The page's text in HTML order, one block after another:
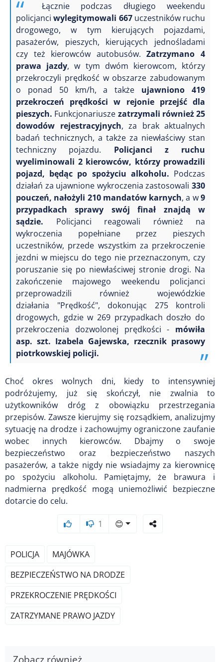
Łącznie podczas długiego weekendu
policjanciwylegitymowali 667 uczestników ruchu
drogowego, w tym kierujących pojazdami,
pasażerów, pieszych, kierujących jednośladami
czy też kierowców autobusów. Zatrzymano 4
prawa jazdy, w tym dwóm kierowcom, którzy
przekroczyli prędkość w obszarze zabudowanym
o ponad 50 km/h, a także ujawniono 419
przekroczeń prędkości w rejonie przejść dla
pieszych. Funkcjonariusze zatrzymali również 25
dowodów rejestracyjnych, za brak aktualnych
badań technicznych, a także za niewłaściwy stan
techniczny pojazdu. Policjanci z ruchu
wyeliminowali 2 kierowców, którzy prowadzili
pojazd, będąc po spożyciu alkoholu. Podczas
działań za ujawnione wykroczenia zastosowali 330
pouczeń, nałożyli 210 mandatów karnych, a w9
przypadkach sprawy swój finał znajdą w
sądzie. Policjanci reagowali również na
wykroczenia popełniane przez pieszych
uczestników, przede wszystkim za przekroczenie
jezdni w miejscu do tego nie przeznaczonym, czy
poruszanie się po niewłaściwej stronie drogi. Na
zakończenie majowego weekendu policjanci
przeprowadzili również wojewódzkie
działania "Prędkość", dokonując 275 kontroli
drogowych, gdzie w 269 przypadkach doszło do
przekroczenia dozwolonej prędkości - mówiła
asp. szt. Izabela Gajewska, rzecznik prasowy
piotrkowskiej policji.
Choć okres wolnych dni, kiedy to intensywniej
podróżujemy, już się skończył, nie zwalnia to
użytkowników dróg z obowiązku przestrzegania
przepisów. Zawsze kierujmy się rozsądkiem, analizujmy
sytuację na drodze i zachowujmy ograniczone zaufanie
wobec innych kierowców. Dbajmy o swoje
bezpieczeństwo oraz bezpieczeństwo naszych
pasażerów, a także nigdy nie wsiadajmy za kierownicę
po spożyciu alkoholu. Pamiętajmy, że brawura i
nadmierna prędkość mogą uniemożliwić bezpieczne
dotarcie do celu.
1 😊
POLICJA
MAJÓWKA
BEZPIECZEŃSTWO NA DRODZE
PRZEKROCZENIE PRĘDKOŚCI
ZATRZYMANE PRAWO JAZDY
Zobacz również